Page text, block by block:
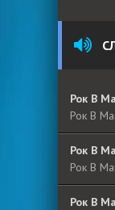
Рок В
Рок В